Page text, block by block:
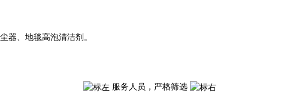
器、地毯高泡清洁剂。
服务人员，严格筛选